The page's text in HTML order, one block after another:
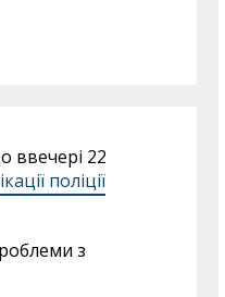
ввечері 22
поліції
з